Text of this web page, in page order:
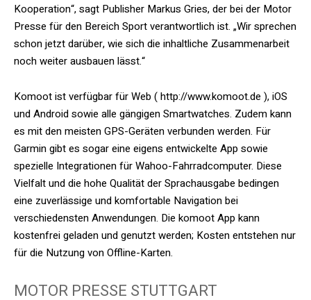
Kooperation“, sagt Publisher Markus Gries, der bei der Motor
Presse für den Bereich Sport verantwortlich ist. „Wir sprechen
schon jetzt darüber, wie sich die inhaltliche Zusammenarbeit
noch weiter ausbauen lässt.“
Komoot ist verfügbar für Web ( http://www.komoot.de ), iOS
und Android sowie alle gängigen Smartwatches. Zudem kann
es mit den meisten GPS-Geräten verbunden werden. Für
Garmin gibt es sogar eine eigens entwickelte App sowie
spezielle Integrationen für Wahoo-Fahrradcomputer. Diese
Vielfalt und die hohe Qualität der Sprachausgabe bedingen
eine zuverlässige und komfortable Navigation bei
verschiedensten Anwendungen. Die komoot App kann
kostenfrei geladen und genutzt werden; Kosten entstehen nur
für die Nutzung von Offline-Karten.
MOTOR PRESSE STUTTGART